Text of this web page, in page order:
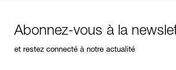
Abonnez-vous à la
et restez connecté à notre actualité